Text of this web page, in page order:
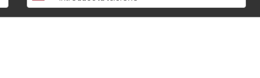
en el mercado de Miami, está disponible para